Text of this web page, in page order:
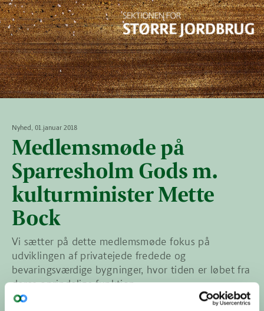
Nyhed, 01.januar 2018
Medlemsmøde på
Sparresholm Gods m.
kulturminister Mette
Bock
Vi sætter på dette medlemsmøde fokus på
udviklingen af privatejede fredede og
bevaringsværdige bygninger, hvor tiden er løbet fra
deres oprindelige funktion